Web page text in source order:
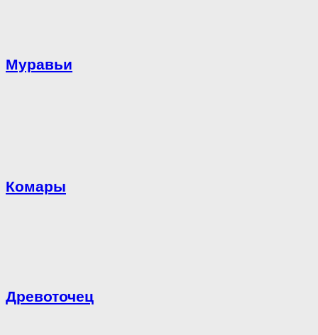
Муравьи
Комары
Древоточец